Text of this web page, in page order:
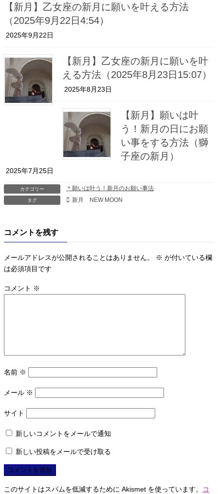
【新月】乙女座の新月に願いを叶える方法
（2025年9月22日4:54）
2025年9月22日
【新月】乙女座の新月に願いを叶
える方法（2025年8月23日15:07）
2025年8月23日
【新月】願いは叶
う！新月の日にお願
い事をする方法（獅
子座の新月）
2025年7月25日
カテゴリー ＊願いは叶う！新月のお願い事法
タグ 新月 NEW MOON
コメントを残す
メールアドレスが公開されることはありません。 ※ が付いている欄
は必須項目です
コメント ※
名前 ※
メール ※
サイト
新しいコメントをメールで通知
新しい投稿をメールで受け取る
このサイトはスパムを低減するために Akismet を使っています。
コ